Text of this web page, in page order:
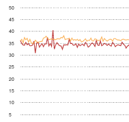
5
10
15
20
25
30
35
40
45
50